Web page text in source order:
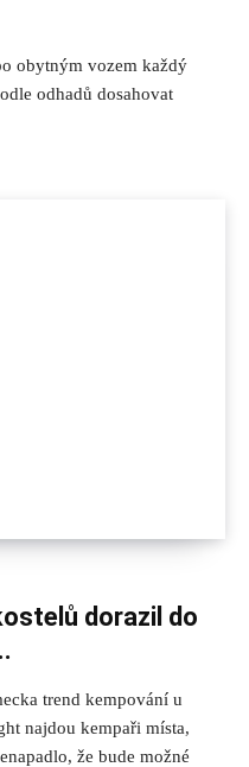
obytným vozem každý
odhadů dosahovat
dorazil do
trend kempování u
najdou kempaři místa,
že bude možné